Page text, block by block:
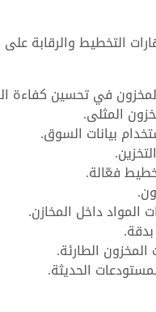
التخطيط والرقابة
في تحسين كفاءة
المثلى.
بيانات السوق.
فعّالة.
داخل المخازن.
الطارئة.
الحديثة.